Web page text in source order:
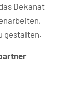
Dekanat
gestalten.